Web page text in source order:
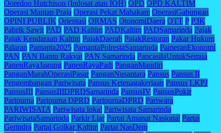
Ooredoo Hutchison (Indosat atau IOH) OPD OPD KALTIM
Operasi Mantap Praja Operasi Pekat Mahakam OperasiGabungan
OPINI PUBLIK Orientasi ORMAS OtonomiDaera OTT P P3K
Pabrik Sawit PAD PAD Kaltim PADKaltim PADSamarinda Pajak
Pajak Kendaraan Kaltim PajakDaerah PajakRestoran Pakar Hukum
Palaran Pamapta2025 PamaptaPolrestaSamarinda PameranEkonomi
PAN PAN Bantu Rakyat PAN Samarinda PancasilaUntukSemua
PanenRayaJagung PanenRayaPadi PanganMandiri
PanganMurahOperasiPasar PanganNusantara Pansus Pansus II
Pengembangan Pariwisata Pansus Ketenagakerjaan Pansus LKPJ
PansusIII PansusIIIDPRDSamarinda PansusIV PansusPokir
Paripurna Paripurna DPRD ParipurnaDPRD Pariwara
PARIWISATA Pariwisata lokal Pariwisata Samarinda
PariwisataSamarinda Parkir Liar Partai Amanat Nasional Partai
Gerindra Partai Golkar Kaltim Partai NasDem